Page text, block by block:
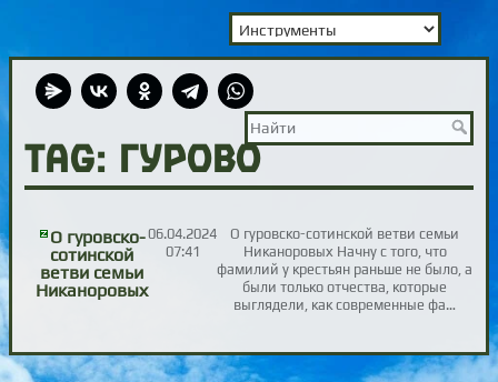
TAG: Гурово
О гуровско-
сотинской
ветви семьи
Никаноровых
06.04.2024
07:41
О гуровско-сотинской ветви семьи
Никаноровых Начну с того, что
фамилий у крестьян раньше не было, а
были только отчества, которые
выглядели, как современные фа…